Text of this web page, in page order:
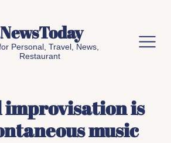
Personal, Travel, News,
Restaurant
improvisation is
music